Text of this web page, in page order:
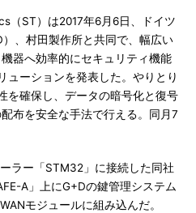
ST）は2017年6月6日、ドイツ
、村田製作所と共同で、幅広い
器へ効率的にセキュリティ機能
ューションを発表した。やりとり
を確保し、データの暗号化と復号
布を安全な手法で行える。同月7
ラー「STM32」に接続した同社
A」上にG+Dの鍵管理システム
モジュールに組み込んだ。